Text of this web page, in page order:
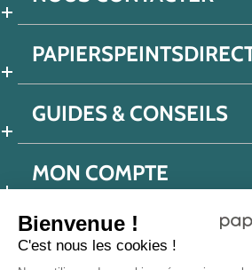
Bienvenue !
C'est nous les cookies !
GUIDES & CONSEILS
MON COMPTE